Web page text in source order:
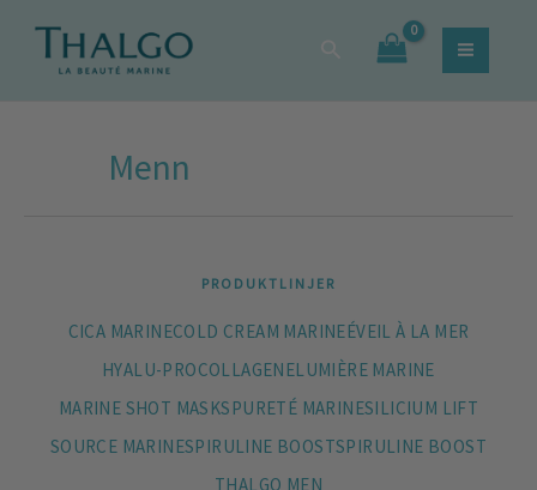
innehåll
Menn
PRODUKTLINJER
CICA MARINECOLD CREAM MARINEÉVEIL À LA MER
HYALU-PROCOLLAGENELUMIÈRE MARINE
MARINE SHOT MASKS PURETÉ MARINESILICIUM LIFT
SOURCE MARINESPIRULINE BOOSTSPIRULINE BOOST
THALGO MEN
efter:
efter
popularitet